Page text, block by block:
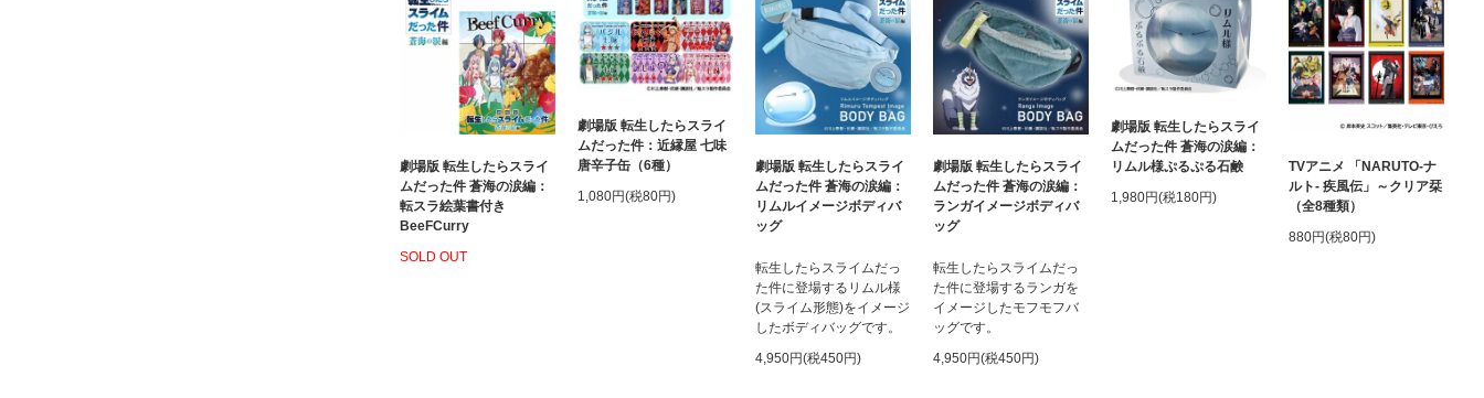
劇場版 転生したらスライ
ムだった件 蒼海の涙編：
転スラ絵葉書付き
BeeFCurry
SOLD OUT
劇場版 転生したらスライ
ムだった件：近縁屋 七味
唐辛子缶（6種）
1,080円(税80円)
劇場版 転生したらスライ
ムだった件 蒼海の涙編：
リムルイメージボディバ
ッグ
転生したらスライムだっ
た件に登場するリムル様
(スライム形態)をイメージ
したボディバッグです。
4,950円(税450円)
劇場版 転生したらスライ
ムだった件 蒼海の涙編：
ランガイメージボディバ
ッグ
転生したらスライムだっ
た件に登場するランガを
イメージしたモフモフバ
ッグです。
4,950円(税450円)
劇場版 転生したらスライ
ムだった件 蒼海の涙編：
リムル様ぷるぷる石鹸
1,980円(税180円)
TVアニメ 「NARUTO-ナ
ルト- 疾風伝」～クリア栞
（全8種類）
880円(税80円)